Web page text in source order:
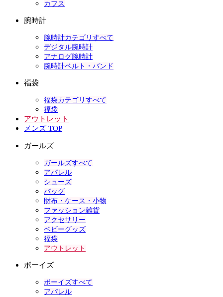
カフス
腕時計
腕時計カテゴリすべて
デジタル腕時計
アナログ腕時計
腕時計ベルト・バンド
福袋
福袋カテゴリすべて
福袋
アウトレット
メンズ TOP
ガールズ
ガールズすべて
アパレル
シューズ
バッグ
財布・ケース・小物
ファッション雑貨
アクセサリー
ベビーグッズ
福袋
アウトレット
ボーイズ
ボーイズすべて
アパレル